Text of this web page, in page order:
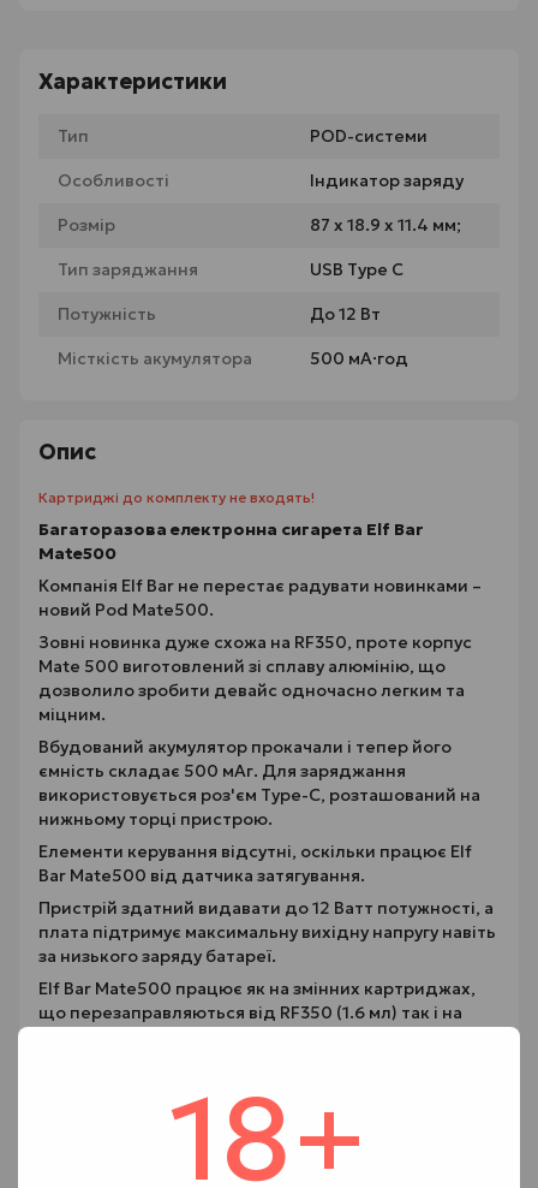
18+
Характеристики
Тип POD-системи
Особливості Індикатор заряду
Розмір 87 x 18.9 x 11.4 мм;
Тип заряджання USB Type C
Потужність До 12 Вт
Місткість акумулятора 500 мА·год
Опис
Картриджі до комплекту не входять!
Багаторазова електронна сигарета Elf Bar
Mate500
Компанія Elf Bar не перестає радувати новинками –
новий Pod Mate500.
Зовні новинка дуже схожа на RF350, проте корпус
Mate 500 виготовлений зі сплаву алюмінію, що
дозволило зробити девайс одночасно легким та
міцним.
Вбудований акумулятор прокачали і тепер його
ємність складає 500 мАг. Для заряджання
використовується роз'єм Type-C, розташований на
нижньому торці пристрою.
Елементи керування відсутні, оскільки працює Elf
Bar Mate500 від датчика затягування.
Пристрій здатний видавати до 12 Ватт потужності, а
плата підтримує максимальну вихідну напругу навіть
за низького заряду батареї.
Elf Bar Mate500 працює як на змінних картриджах,
що перезаправляються від RF350 (1.6 мл) так і на
Картриджі до комплекту не входять!
Характеристики:
Розміри: 87 x 18.9 x 11.4 мм;